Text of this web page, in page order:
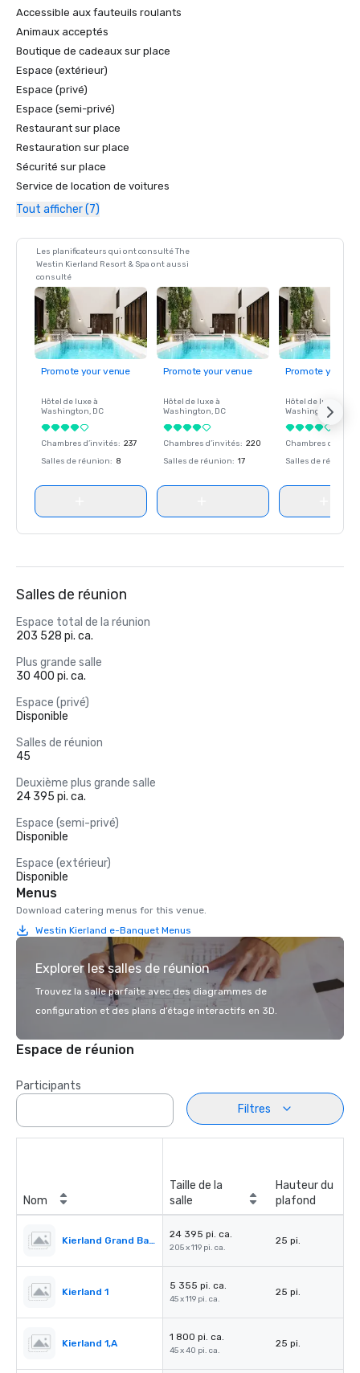
Accessible aux fauteuils roulants
Animaux acceptés
Boutique de cadeaux sur place
Espace (extérieur)
Espace (privé)
Espace (semi-privé)
Restaurant sur place
Restauration sur place
Sécurité sur place
Service de location de voitures
Tout afficher (7)
Les planificateurs qui ont consulté The
Westin Kierland Resort & Spa ont aussi
consulté
Promote your venue
Hôtel de luxe à
Washington, DC
Chambres d’invités: 237
Salles de réunion: 8
Promote your venue
Hôtel de luxe à
Washington, DC
Chambres d’invités: 220
Salles de réunion: 17
Promote your
Hôtel de luxe à
Washington
Chambres
Salles de réunion
Salles de réunion
Espace total de la réunion
203 528 pi. ca.
Plus grande salle
30 400 pi. ca.
Espace (privé)
Disponible
Salles de réunion
45
Deuxième plus grande salle
24 395 pi. ca.
Espace (semi-privé)
Disponible
Espace (extérieur)
Disponible
Menus
Download catering menus for this venue.
Westin Kierland e-Banquet Menus
Explorer les salles de réunion
Trouvez la salle parfaite avec des diagrammes de
configuration et des plans d’étage interactifs en 3D.
Espace de réunion
Participants
Filtres
Nom
Taille de la
salle
Hauteur du
plafond
Kierland Grand Ballroom
24 395 pi. ca.
205 x 119 pi. ca.
25 pi.
Kierland 1
5 355 pi. ca.
45 x 119 pi. ca.
25 pi.
Kierland 1,A
1 800 pi. ca.
45 x 40 pi. ca.
25 pi.